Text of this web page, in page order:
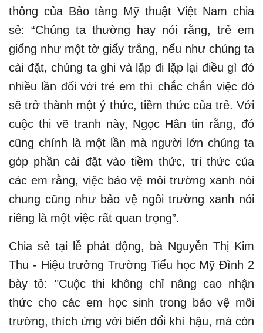
thông của Bảo tàng Mỹ thuật Việt Nam chia
sẻ: “Chúng ta thường hay nói rằng, trẻ em
giống như một tờ giấy trắng, nếu như chúng ta
cài đặt, chúng ta ghi và lặp đi lặp lại điều gì đó
nhiều lần đối với trẻ em thì chắc chắn việc đó
sẽ trở thành một ý thức, tiềm thức của trẻ. Với
cuộc thi vẽ tranh này, Ngọc Hân tin rằng, đó
cũng chính là một lần mà người lớn chúng ta
góp phần cài đặt vào tiềm thức, tri thức của
các em rằng, việc bảo vệ môi trường xanh nói
chung cũng như bảo vệ ngôi trường xanh nói
riêng là một việc rất quan trọng”.
Chia sẻ tại lễ phát động, bà Nguyễn Thị Kim
Thu - Hiệu trưởng Trường Tiểu học Mỹ Đình 2
bày tỏ: "Cuộc thi không chỉ nâng cao nhận
thức cho các em học sinh trong bảo vệ môi
trường, thích ứng với biến đổi khí hậu, mà còn